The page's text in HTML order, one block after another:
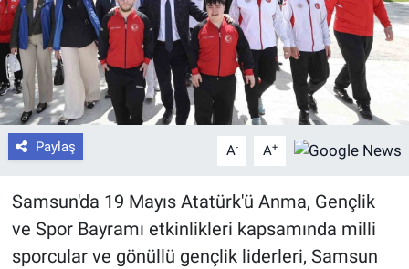
Paylaş A- A+
Samsun'da 19 Mayıs Atatürk'ü Anma, Gençlik
ve Spor Bayramı etkinlikleri kapsamında milli
sporcular ve gönüllü gençlik liderleri, Samsun